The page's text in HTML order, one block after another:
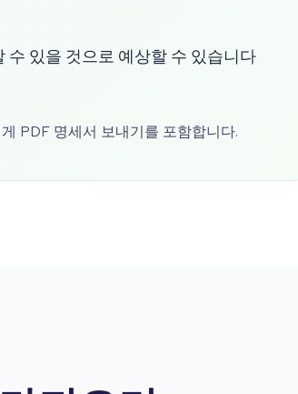
있을 것으로 예상할 수 있습니다
PDF 명세서 보내기를 포함합니다.